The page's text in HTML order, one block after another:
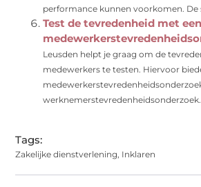
performance kunnen voorkomen. De
Test de tevredenheid met een
Leusden helpt je graag om de
medewerkers te testen. Hiervoor
werknemerstevredenheidsonderzoek.
Tags:
Zakelijke dienstverlening, Inklaren